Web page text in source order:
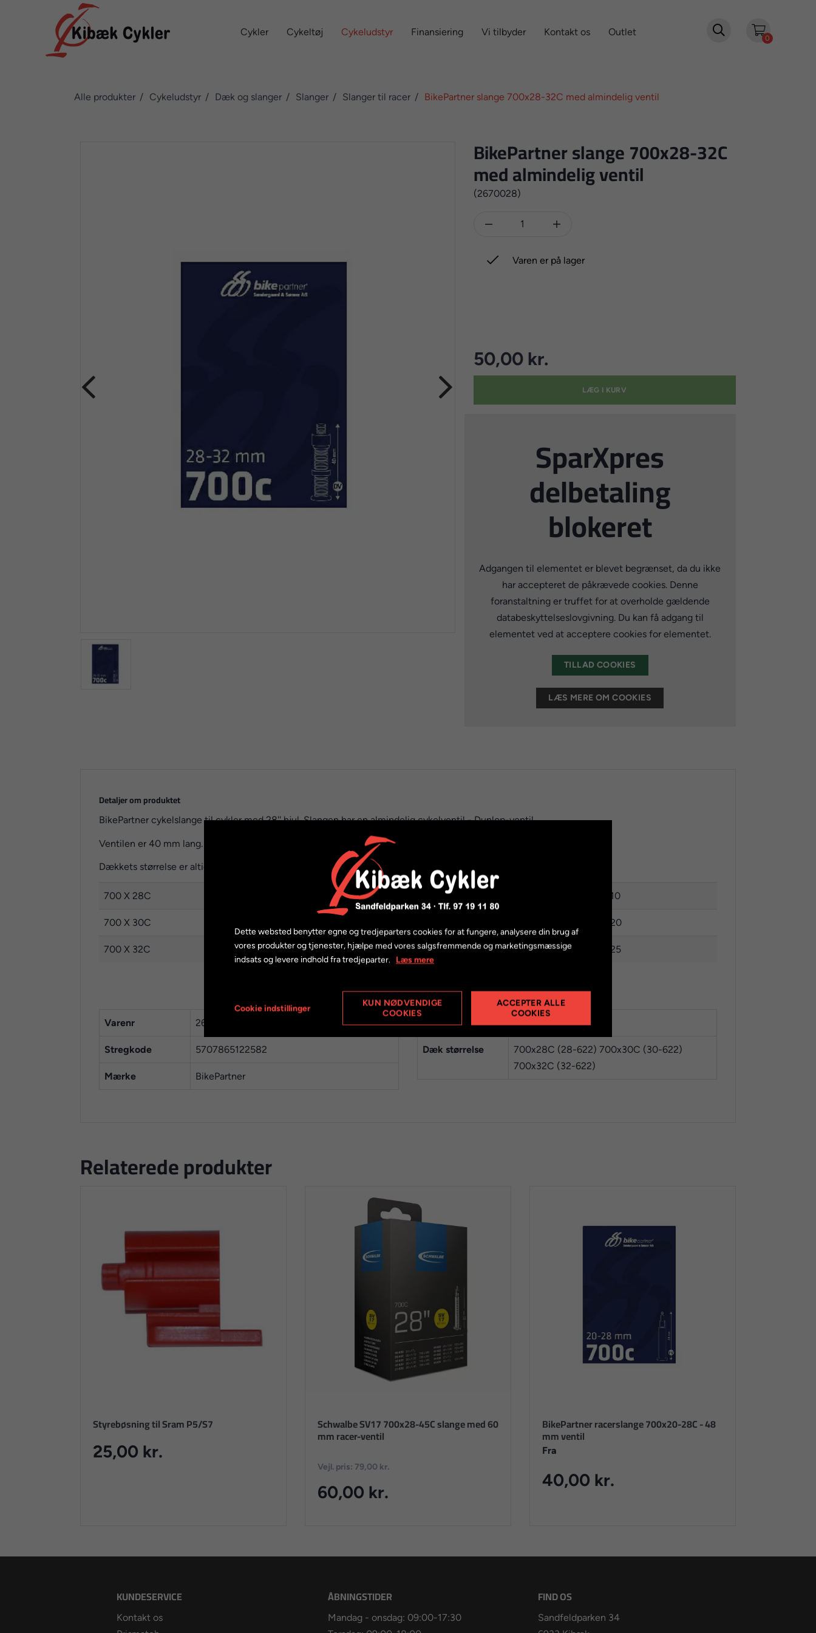
Cykler Cykeltøj Cykeludstyr Finansiering Vi tilbyder Kontakt os Outlet 
0
Alle produkter Cykeludstyr Dæk og slanger Slanger Slanger til racer BikePartner slange 700x28-32C med almindelig ventil
BikePartner slange 700x28-32C
med almindelig ventil
(2670028)
 
 Varen er på lager
50,00 kr.
LÆG I KURV
SparXpres
delbetaling
blokeret
Adgangen til elementet er blevet begrænset, da du ikke
har accepteret de påkrævede cookies. Denne
foranstaltning er truffet for at overholde gældende
databeskyttelseslovgivning. Du kan få adgang til
elementet ved at acceptere cookies for elementet.
TILLAD COOKIES
LÆS MERE OM COOKIES
Detaljer om produktet
BikePartner cykelslange til cykler med 28'' hjul. Slangen har en almindelig cykelventil - Dunlop-ventil.
Ventilen er 40 mm lang.
Dækkets størrelse er altid skrevet på siden af dækket. Denne slange passer i følgende størrelser:
700 X 28C 28 X 1,10
700 X 30C 28 X 1,20
700 X 32C 32-622 28 x 1 ⅝ x 1¼ 28 X 1,25
Varenr 2670028
Stregkode 5707865122582
Mærke BikePartner
Ventil almindelig / dunlop
Dæk størrelse
700x28C (28-622) 700x30C (30-622)
700x32C (32-622)
Relaterede produkter
Styrebøsning til Sram P5/S7
25,00 kr.
Schwalbe SV17 700x28-45C slange med 60
mm racer-ventil
Vejl. pris: 79,00 kr.
60,00 kr.
BikePartner racerslange 700x20-28C - 48
mm ventil
Fra
40,00 kr.
KUNDESERVICE
Kontakt os
ÅBNINGSTIDER
Mandag - onsdag: 09:00-17:30
FIND OS
Sandfeldparken 34
Dette websted benytter egne og tredjeparters cookies for at fungere, analysere din brug af
vores produkter og tjenester, hjælpe med vores salgsfremmende og marketingsmæssige
indsats og levere indhold fra tredjeparter. Læs mere
Cookie indstillinger
KUN NØDVENDIGE
COOKIES
ACCEPTER ALLE
COOKIES